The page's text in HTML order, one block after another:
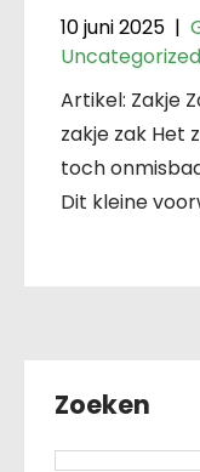
10 juni 2025 |
Uncategorized
Artikel: Zakje
zakje zak Het
toch
Dit kleine
Zoeken